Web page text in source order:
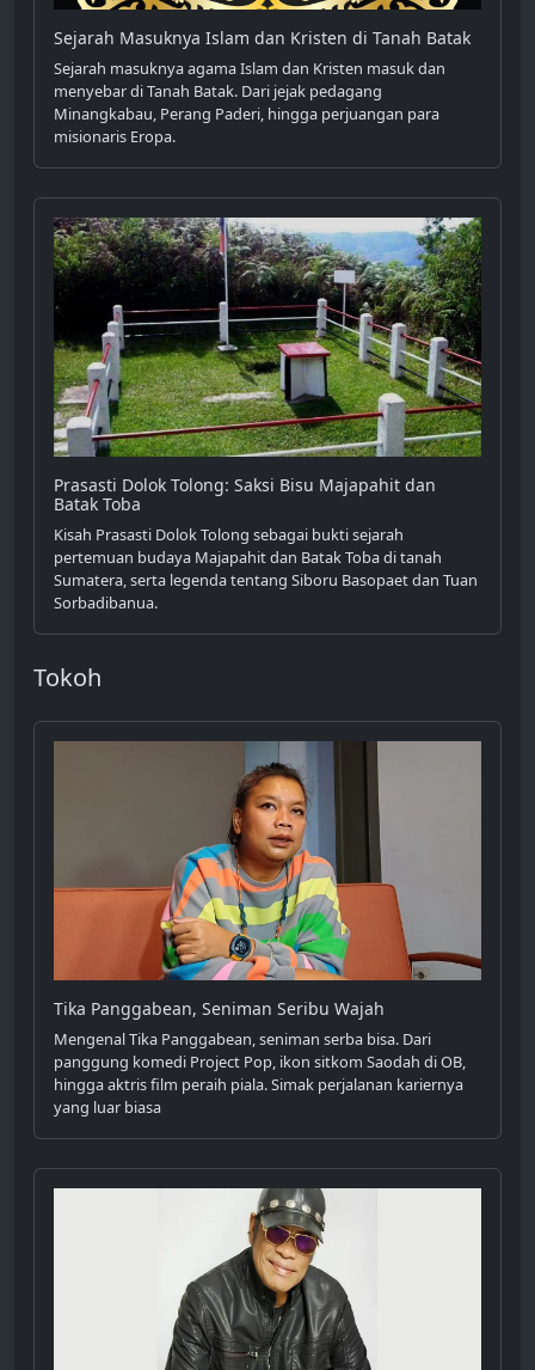
Sejarah Masuknya Islam dan Kristen di Tanah Batak
Sejarah masuknya agama Islam dan Kristen masuk dan
menyebar di Tanah Batak. Dari jejak pedagang
Minangkabau, Perang Paderi, hingga perjuangan para
misionaris Eropa.
Prasasti Dolok Tolong: Saksi Bisu Majapahit dan
Batak Toba
Kisah Prasasti Dolok Tolong sebagai bukti sejarah
pertemuan budaya Majapahit dan Batak Toba di tanah
Sumatera, serta legenda tentang Siboru Basopaet dan Tuan
Sorbadibanua.
Tokoh
Tika Panggabean, Seniman Seribu Wajah
Mengenal Tika Panggabean, seniman serba bisa. Dari
panggung komedi Project Pop, ikon sitkom Saodah di OB,
hingga aktris film peraih piala. Simak perjalanan kariernya
yang luar biasa